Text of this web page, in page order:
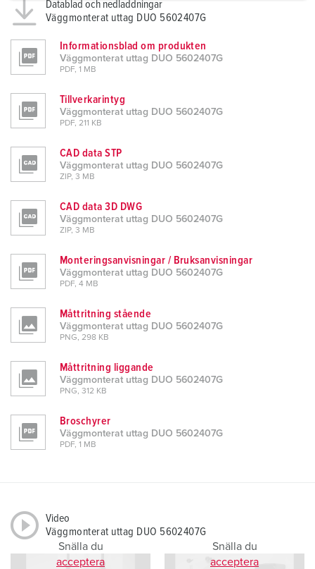
h
l
Datablad och nedladdningar
Väggmonterat uttag DUO 5602407G
Informationsblad om produkten
Väggmonterat uttag DUO 5602407G
PDF, 1 MB
Tillverkarintyg
Väggmonterat uttag DUO 5602407G
PDF, 211 KB
CAD data STP
Väggmonterat uttag DUO 5602407G
ZIP, 3 MB
CAD data 3D DWG
Väggmonterat uttag DUO 5602407G
ZIP, 3 MB
Monteringsanvisningar / Bruksanvisningar
Väggmonterat uttag DUO 5602407G
PDF, 4 MB
Måttritning stående
Väggmonterat uttag DUO 5602407G
PNG, 298 KB
Måttritning liggande
Väggmonterat uttag DUO 5602407G
PNG, 312 KB
Broschyrer
Väggmonterat uttag DUO 5602407G
PDF, 1 MB
Video
Väggmonterat uttag DUO 5602407G
Snälla du
acceptera
Snälla du
acceptera